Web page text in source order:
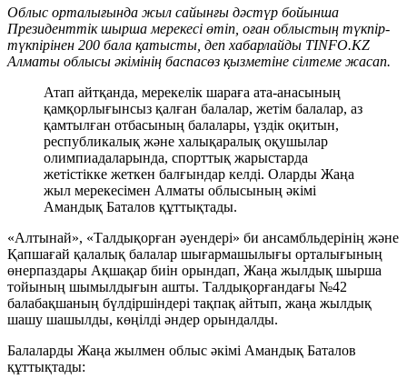
Облыс орталығында жыл сайынғы дәстүр бойынша
Президенттік шырша мерекесі өтіп, оған облыстың түкпір-
түкпірінен 200 бала қатысты, деп хабарлайды TINFO.KZ
Алматы облысы әкімінің баспасөз қызметіне сілтеме жасап.
Атап айтқанда, мерекелік шараға ата-анасының
қамқорлығынсыз қалған балалар, жетім балалар, аз
қамтылған отбасының балалары, үздік оқитын,
республикалық және халықаралық оқушылар
олимпиадаларында, спорттық жарыстарда
жетістікке жеткен балғындар келді. Оларды Жаңа
жыл мерекесімен Алматы облысының әкімі
Амандық Баталов құттықтады.
«Алтынай», «Талдықорған әуендері» би ансамбльдерінің және
Қапшағай қалалық балалар шығармашылығы орталығының
өнерпаздары Ақшақар биін орындап, Жаңа жылдық шырша
тойының шымылдығын ашты. Талдықорғандағы №42
балабақшаның бүлдіршіндері тақпақ айтып, жаңа жылдық
шашу шашылды, көңілді әндер орындалды.
Балаларды Жаңа жылмен облыс әкімі Амандық Баталов
құттықтады: